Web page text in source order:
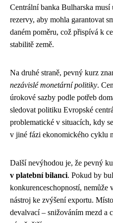
Centrální banka Bulharska musí
rezervy, aby mohla garantovat
daném poměru, což přispívá k
stabilitě země.
Na druhé straně, pevný kurz
nezávislé monetární politiky.
úrokové sazby podle potřeb
sledovat politiku Evropské
problematické v situacích, kdy
v jiné fázi ekonomického cyklu
Další nevýhodou je, že pevný
v platební bilanci. Pokud by
konkurenceschopností,
nástroj ke zvýšení exportu.
devalvací – snižováním mezd a